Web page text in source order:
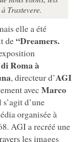
Trastevere.
elle a été
de“Dreamers.
Roma à
, directeur d’AGI
avec Marco
d’une
organisée à
AGI a recréé une
les images